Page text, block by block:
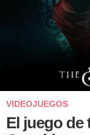
VIDEOJUEGOS
El juego